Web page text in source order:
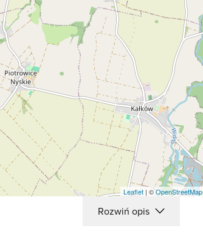
Leaflet | ©OpenStreetMap
Rozwiń opis